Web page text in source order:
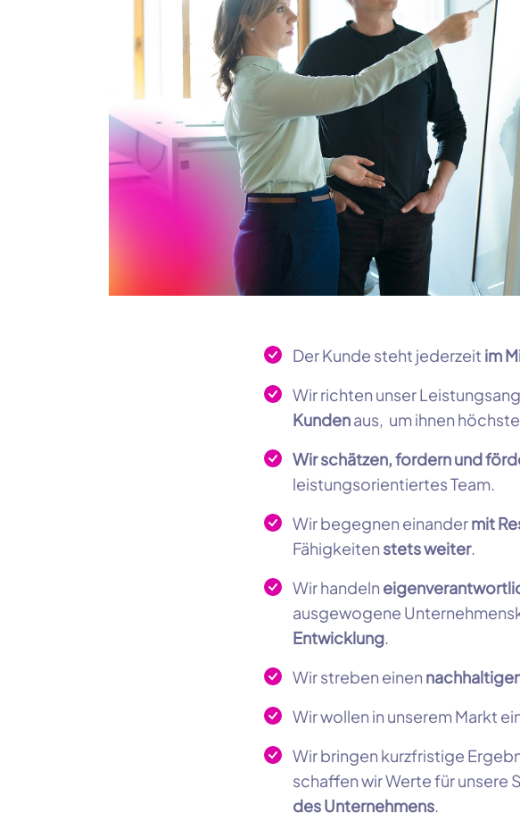
Der Kunde steht jederzeit im
Wir richten unser
Kundenaus, um ihnen
Wir schätzen, fordern und
leistungsorientiertes Team.
Wir begegnen einandermit
Fähigkeiten stets weiter.
Wir handeln
ausgewogene
Entwicklung.
Wir streben einen
Wir wollen in unserem Markt
Wir bringen kurzfristige
schaffen wir Werte für unsere
des Unternehmens.